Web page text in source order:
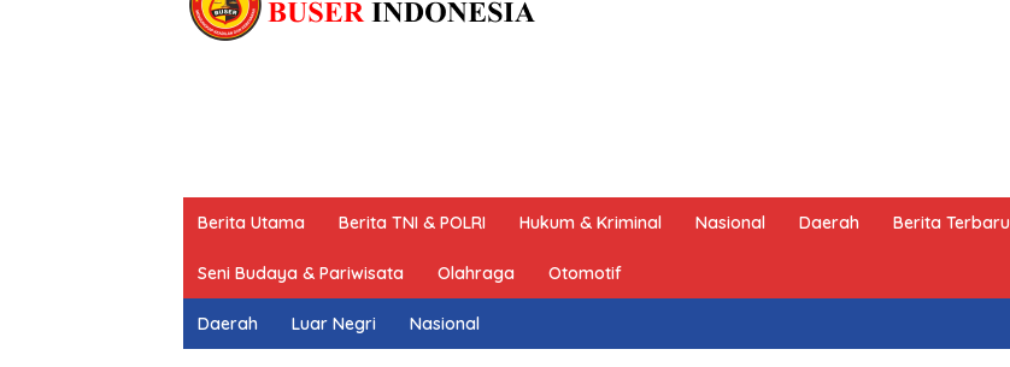
Berita Utama Berita TNI & POLRI Hukum & Kriminal Nasional Daerah Berita Terbaru
Seni Budaya & Pariwisata Olahraga Otomotif
Daerah Luar Negri Nasional